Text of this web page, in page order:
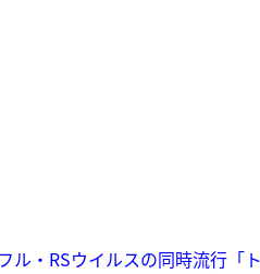
ル・RSウイルスの同時流行「